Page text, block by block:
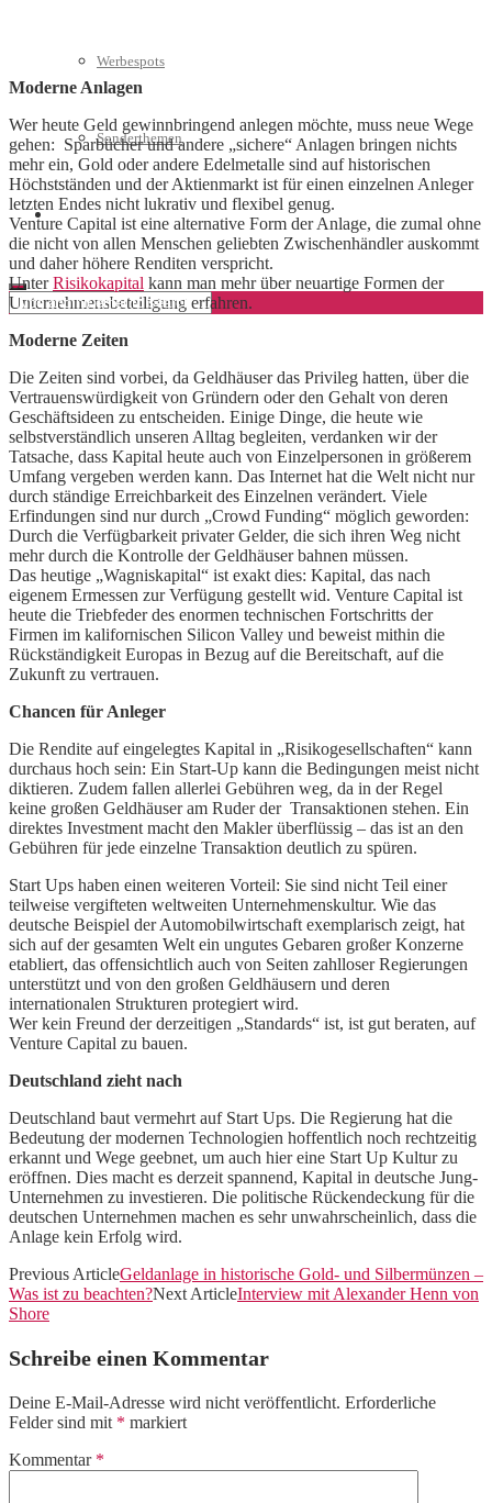
Werbespots
Sonderthemen
Geschäftskonto eröffnen
Moderne Anlagen
Wer heute Geld gewinnbringend anlegen möchte, muss neue Wege
gehen: Sparbücher und andere „sichere“ Anlagen bringen nichts
mehr ein, Gold oder andere Edelmetalle sind auf historischen
Höchstständen und der Aktienmarkt ist für einen einzelnen Anleger
letzten Endes nicht lukrativ und flexibel genug.
Venture Capital ist eine alternative Form der Anlage, die zumal ohne
die nicht von allen Menschen geliebten Zwischenhändler auskommt
und daher höhere Renditen verspricht.
UnterRisikokapital kann man mehr über neuartige Formen der
Unternehmensbeteiligung erfahren.
Moderne Zeiten
Die Zeiten sind vorbei, da Geldhäuser das Privileg hatten, über die
Vertrauenswürdigkeit von Gründern oder den Gehalt von deren
Geschäftsideen zu entscheiden. Einige Dinge, die heute wie
selbstverständlich unseren Alltag begleiten, verdanken wir der
Tatsache, dass Kapital heute auch von Einzelpersonen in größerem
Umfang vergeben werden kann. Das Internet hat die Welt nicht nur
durch ständige Erreichbarkeit des Einzelnen verändert. Viele
Erfindungen sind nur durch „Crowd Funding“ möglich geworden:
Durch die Verfügbarkeit privater Gelder, die sich ihren Weg nicht
mehr durch die Kontrolle der Geldhäuser bahnen müssen.
Das heutige „Wagniskapital“ ist exakt dies: Kapital, das nach
eigenem Ermessen zur Verfügung gestellt wid. Venture Capital ist
heute die Triebfeder des enormen technischen Fortschritts der
Firmen im kalifornischen Silicon Valley und beweist mithin die
Rückständigkeit Europas in Bezug auf die Bereitschaft, auf die
Zukunft zu vertrauen.
Chancen für Anleger
Die Rendite auf eingelegtes Kapital in „Risikogesellschaften“ kann
durchaus hoch sein: Ein Start-Up kann die Bedingungen meist nicht
diktieren. Zudem fallen allerlei Gebühren weg, da in der Regel
keine großen Geldhäuser am Ruder der Transaktionen stehen. Ein
direktes Investment macht den Makler überflüssig – das ist an den
Gebühren für jede einzelne Transaktion deutlich zu spüren.
Start Ups haben einen weiteren Vorteil: Sie sind nicht Teil einer
teilweise vergifteten weltweiten Unternehmenskultur. Wie das
deutsche Beispiel der Automobilwirtschaft exemplarisch zeigt, hat
sich auf der gesamten Welt ein ungutes Gebaren großer Konzerne
etabliert, das offensichtlich auch von Seiten zahlloser Regierungen
unterstützt und von den großen Geldhäusern und deren
internationalen Strukturen protegiert wird.
Wer kein Freund der derzeitigen „Standards“ ist, ist gut beraten, auf
Venture Capital zu bauen.
Deutschland zieht nach
Deutschland baut vermehrt auf Start Ups. Die Regierung hat die
Bedeutung der modernen Technologien hoffentlich noch rechtzeitig
erkannt und Wege geebnet, um auch hier eine Start Up Kultur zu
eröffnen. Dies macht es derzeit spannend, Kapital in deutsche Jung-
Unternehmen zu investieren. Die politische Rückendeckung für die
deutschen Unternehmen machen es sehr unwahrscheinlich, dass die
Anlage kein Erfolg wird.
Previous ArticleGeldanlage in historische Gold- und Silbermünzen –
Was ist zu beachten?Next ArticleInterview mit Alexander Henn von
Shore
Schreibe einen Kommentar
Deine E-Mail-Adresse wird nicht veröffentlicht. Erforderliche
Felder sind mit * markiert
Kommentar *